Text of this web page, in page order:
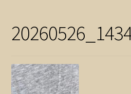
Winkel
Winkelmand